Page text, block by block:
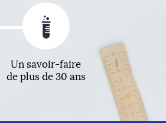
Un savoir-faire
de plus de 30 ans